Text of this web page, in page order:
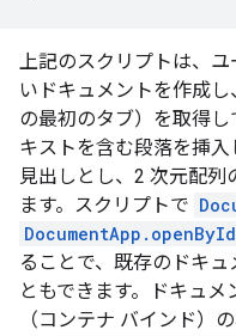
上記のスクリプトは、
いドキュメントを作成し
の最初のタブ）を取得
キストを含む段落を挿
見出しとし、2 次元配列
ます。スクリプトで
DocumentApp.openById
ることで、既存のドキ
ともできます。ドキュ
（コンテナ バインド）